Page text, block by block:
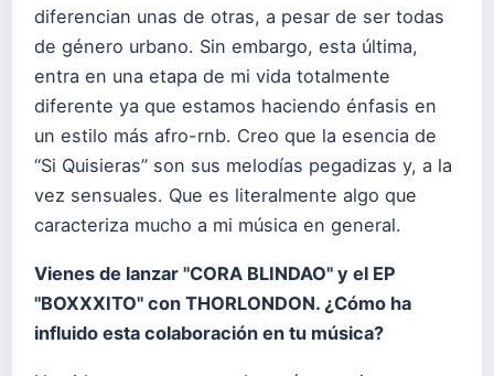
diferencian unas de otras, a pesar de ser todas
de género urbano. Sin embargo, esta última,
entra en una etapa de mi vida totalmente
diferente ya que estamos haciendo énfasis en
un estilo más afro-rnb. Creo que la esencia de
“Si Quisieras” son sus melodías pegadizas y, a la
vez sensuales. Que es literalmente algo que
caracteriza mucho a mi música en general.
Vienes de lanzar "CORA BLINDAO" y el EP
"BOXXXITO" con THORLONDON. ¿Cómo ha
influido esta colaboración en tu música?